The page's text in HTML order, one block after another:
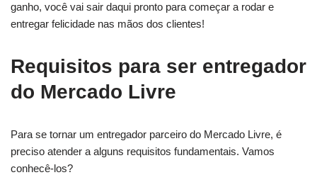
ganho, você vai sair daqui pronto para começar a rodar e
entregar felicidade nas mãos dos clientes!
Requisitos para ser entregador
do Mercado Livre
Para se tornar um entregador parceiro do Mercado Livre, é
preciso atender a alguns requisitos fundamentais. Vamos
conhecê-los?